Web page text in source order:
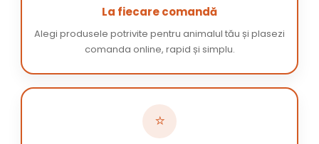
La fiecare comandă
Alegi produsele potrivite pentru animalul tău și plasezi
comanda online, rapid și simplu.
⭐